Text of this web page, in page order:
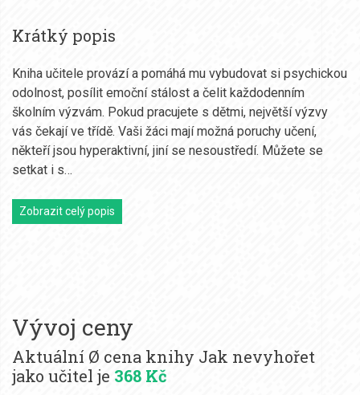
Krátký popis
Kniha učitele provází a pomáhá mu vybudovat si psychickou
odolnost, posílit emoční stálost a čelit každodenním
školním výzvám. Pokud pracujete s dětmi, největší výzvy
vás čekají ve třídě. Vaši žáci mají možná poruchy učení,
někteří jsou hyperaktivní, jiní se nesoustředí. Můžete se
setkat i s…
Zobrazit celý popis
Vývoj ceny
Aktuální Ø cena knihy Jak nevyhořet
jako učitel je 368 Kč